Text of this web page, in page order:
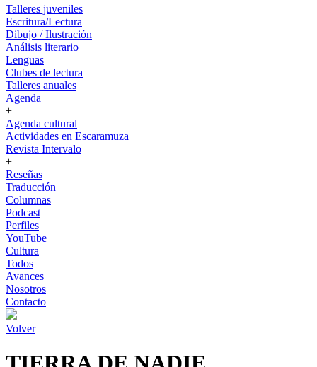
Talleres juveniles
Escritura/Lectura
Dibujo / Ilustración
Análisis literario
Lenguas
Clubes de lectura
Talleres anuales
Agenda
+
Agenda cultural
Actividades en Escaramuza
Revista Intervalo
+
Reseñas
Traducción
Columnas
Podcast
Perfiles
YouTube
Cultura
Todos
Avances
Nosotros
Contacto
Volver